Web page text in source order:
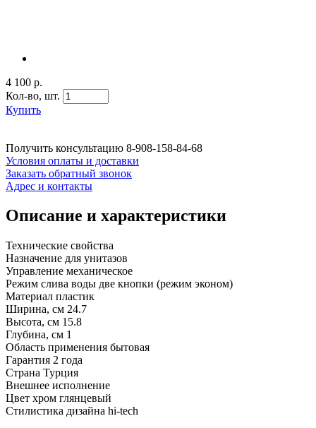
4 100 р.
Кол-во, шт.
Купить
Получить консультацию 8-908-158-84-68
Условия оплаты и доставки
Заказать обратный звонок
Адрес и контакты
Описание и характеристики
Технические свойства
Назначение для унитазов
Управление механическое
Режим слива воды две кнопки (режим эконом)
Материал пластик
Ширина, см 24.7
Высота, см 15.8
Глубина, см 1
Область применения бытовая
Гарантия 2 года
Страна Турция
Внешнее исполнение
Цвет хром глянцевый
Стилистика дизайна hi-tech